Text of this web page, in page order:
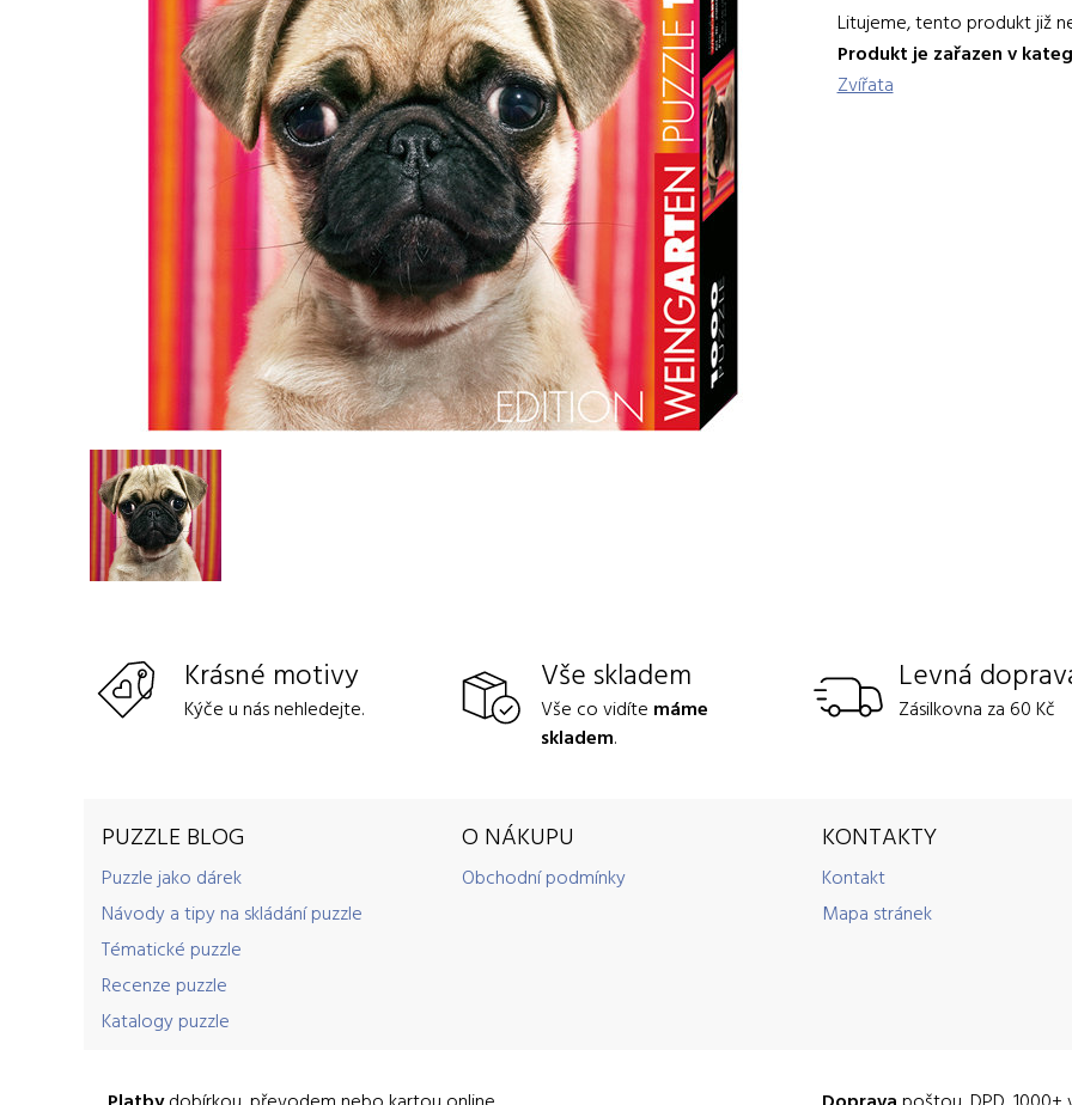
Litujeme, tento produkt již
Produkt je zařazen v
Zvířata
Krásné motivy
Kýče u nás nehledejte.
Vše skladem
Vše co vidíte máme
skladem.
Levná
Zásilkovna za 60 Kč
PUZZLE BLOG
Puzzle jako dárek
Návody a tipy na skládání puzzle
Tématické puzzle
Recenze puzzle
Katalogy puzzle
O NÁKUPU
Obchodní podmínky
KONTAKTY
Kontakt
Mapa stránek